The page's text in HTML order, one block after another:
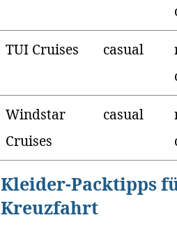
TUI Cruises casual
Windstar
Cruises
casual
Kleider-Packtipps
Kreuzfahrt